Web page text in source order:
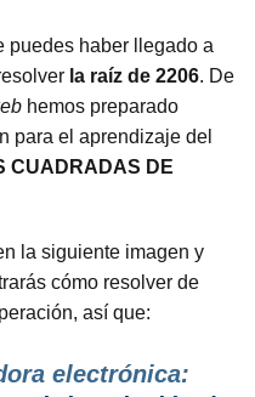
puedes haber llegado a
la raíz de 2206. De
hemos preparado
para el aprendizaje del
CUADRADAS DE
la siguiente imagen y
cómo resolver de
así que:
electrónica: